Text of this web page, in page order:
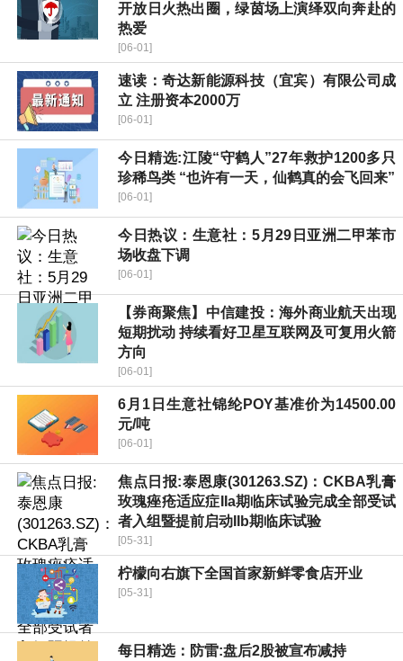
开放日火热出圈，绿茵场上演绎双向奔赴的
热爱
[06-01]
速读：奇达新能源科技（宜宾）有限公司成
立 注册资本2000万
[06-01]
今日精选:江陵“守鹤人”27年救护1200多只
珍稀鸟类 “也许有一天，仙鹤真的会飞回来”
[06-01]
今日热议：生意社：5月29日亚洲二甲苯市
场收盘下调
[06-01]
【券商聚焦】中信建投：海外商业航天出现
短期扰动 持续看好卫星互联网及可复用火箭
方向
[06-01]
6月1日生意社锦纶POY基准价为14500.00
元/吨
[06-01]
焦点日报:泰恩康(301263.SZ)：CKBA乳膏
玫瑰痤疮适应症IIa期临床试验完成全部受试
者入组暨提前启动IIb期临床试验
[05-31]
柠檬向右旗下全国首家新鲜零食店开业
[05-31]
每日精选：防雷:盘后2股被宣布减持